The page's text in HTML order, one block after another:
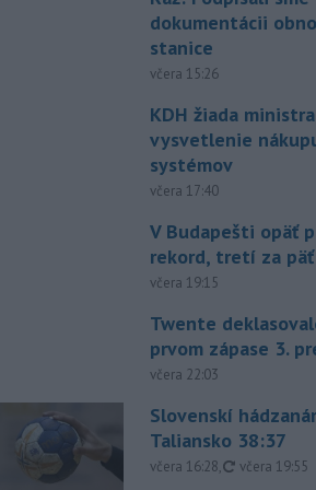
dokumentácii
stanice
včera 15:26
KDH žiada
vysvetlenie
systémov
včera 17:40
V Budapešti opäť
rekord, tretí za
včera 19:15
Twente
prvom zápase 3.
včera 22:03
Slovenskí
Taliansko 38:37
včera 16:28, včera 19:55